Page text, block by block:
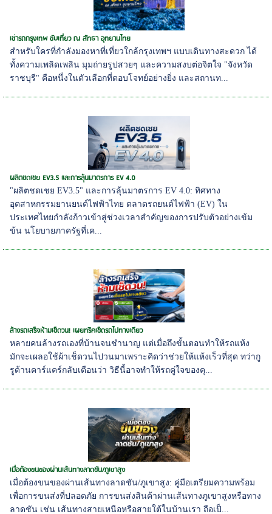
เช่ารถกรุงเทพ ขับเที่ยว ณ สัทธา อุทยานไทย
สำหรับใครที่กำลังมองหาที่เที่ยวใกล้กรุงเทพฯ แบบเดินทางสะดวก ได้
ทั้งความเพลิดเพลิน มุมถ่ายรูปสวยๆ และความสงบต่อจิตใจ "จังหวัด
ราชบุรี" คือหนึ่งในตัวเลือกที่ตอบโจทย์อย่างยิ่ง และสถานท...
ผลิตชดเชย EV3.5 และการลุ้นมาตรการ EV 4.0
"ผลิตชดเชย EV3.5" และการลุ้นมาตรการ EV 4.0: ทิศทาง
อุตสาหกรรมยานยนต์ไฟฟ้าไทย ตลาดรถยนต์ไฟฟ้า (EV) ใน
ประเทศไทยกำลังก้าวเข้าสู่ช่วงเวลาสำคัญของการปรับตัวอย่างเข้ม
ข้น นโยบายภาครัฐที่เค...
ล้างรถเสร็จห้ามเช็ดวน! เผยทริคเช็ดรถไปทางเดียว
หลายคนล้างรถเองที่บ้านจนชำนาญ แต่เมื่อถึงขั้นตอนทำให้รถแห้ง
มักจะเผลอใช้ผ้าเช็ดวนไปวนมาเพราะคิดว่าช่วยให้แห้งเร็วที่สุด ทว่ากู
รูด้านคาร์แคร์กลับเตือนว่า วิธีนี้อาจทำให้รถคู่ใจของคุ...
เมื่อต้องขนของผ่านเส้นทางลาดชัน/ภูเขาสูง
เมื่อต้องขนของผ่านเส้นทางลาดชัน/ภูเขาสูง: คู่มือเตรียมความพร้อม
เพื่อการขนส่งที่ปลอดภัย การขนส่งสินค้าผ่านเส้นทางภูเขาสูงหรือทาง
ลาดชัน เช่น เส้นทางสายเหนือหรือสายใต้ในบ้านเรา ถือเป็...